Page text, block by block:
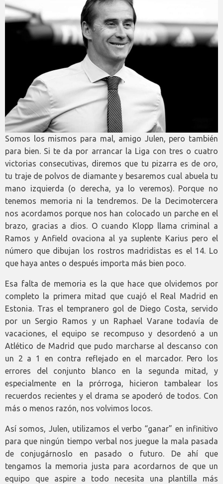
Somos los mismos para mal, amigo Julen, pero también
para bien. Si te da por arrancar la Liga con tres o cuatro
victorias consecutivas, diremos que tu pizarra es de oro,
tu traje de polvos de diamante y besaremos cual abuela tu
mano izquierda (o derecha, ya lo veremos). Porque no
tenemos memoria ni la tendremos. De la Decimotercera
nos acordamos porque nos han colocado un parche en el
brazo, gracias a dios. O cuando Klopp llama criminal a
Ramos y Anfield ovaciona al ya suplente Karius pero el
número que dibujan los rostros madridistas es el 14. Lo
que haya antes o después importa más bien poco.
Esa falta de memoria es la que hace que olvidemos por
completo la primera mitad que cuajó el Real Madrid en
Estonia. Tras el tempranero gol de Diego Costa, servido
por un Sergio Ramos y un Raphael Varane todavía de
vacaciones, el equipo se recompuso y desordenó a un
Atlético de Madrid que pudo marcharse al descanso con
un 2 a 1 en contra reflejado en el marcador. Pero los
errores del conjunto blanco en la segunda mitad, y
especialmente en la prórroga, hicieron tambalear los
recuerdos recientes y el drama se apoderó de todos. Con
más o menos razón, nos volvimos locos.
Así somos, Julen, utilizamos el verbo “ganar” en infinitivo
para que ningún tiempo verbal nos juegue la mala pasada
de conjugárnoslo en pasado o futuro. De ahí que
tengamos la memoria justa para acordarnos de que un
equipo que aspire a todo necesita una plantilla más